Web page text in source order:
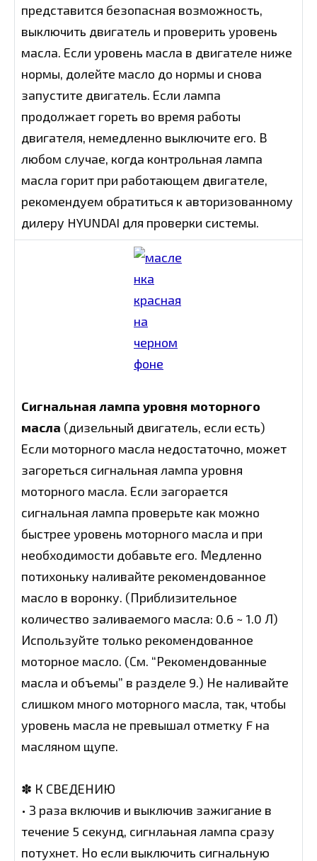
представится безопасная возможность,
выключить двигатель и проверить уровень
масла. Если уровень масла в двигателе ниже
нормы, долейте масло до нормы и снова
запустите двигатель. Если лампа
продолжает гореть во время работы
двигателя, немедленно выключите его. В
любом случае, когда контрольная лампа
масла горит при работающем двигателе,
рекомендуем обратиться к авторизованному
дилеру HYUNDAI для проверки системы.
Сигнальная лампа уровня моторного
масла (дизельный двигатель, если есть)
Если моторного масла недостаточно, может
загореться сигнальная лампа уровня
моторного масла. Если загорается
сигнальная лампа проверьте как можно
быстрее уровень моторного масла и при
необходимости добавьте его. Медленно
потихоньку наливайте рекомендованное
масло в воронку. (Приблизительное
количество заливаемого масла: 0.6 ~ 1.0 Л)
Используйте только рекомендованное
моторное масло. (См. “Рекомендованные
масла и объемы” в разделе 9.) Не наливайте
слишком много моторного масла, так, чтобы
уровень масла не превышал отметку F на
масляном щупе.
✽ К СВЕДЕНИЮ
• З раза включив и выключив зажигание в
течение 5 секунд, сигнлаьная лампа сразу
потухнет. Но если выключить сигнальную